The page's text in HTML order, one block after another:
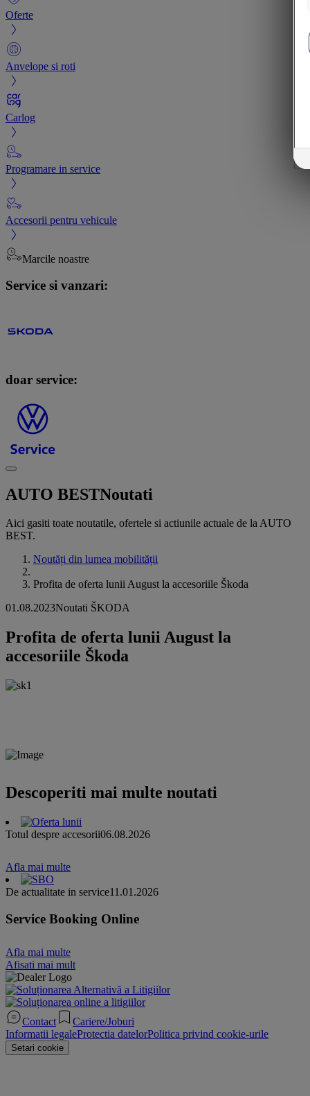
Oferte
Anvelope si roti
Carlog
Programare in service
Accesorii pentru vehicule
Marcile noastre
Service si vanzari:
doar service:
AUTO BESTNoutati
Aici gasiti toate noutatile, ofertele si actiunile actuale de la AUTO
BEST.
Noutăți din lumea mobilității
Profita de oferta lunii August la accesoriile Škoda
01.08.2023Noutati ŠKODA
Profita de oferta lunii August la
accesoriile Škoda
Descoperiti mai multe noutati
Totul despre accesorii06.08.2026
Afla mai multe
De actualitate in service11.01.2026
Service Booking Online
Afla mai multe
Afisati mai mult
Contact
Cariere/Joburi
Informatii legaleProtectia datelorPolitica privind cookie-urile
Setari cookie